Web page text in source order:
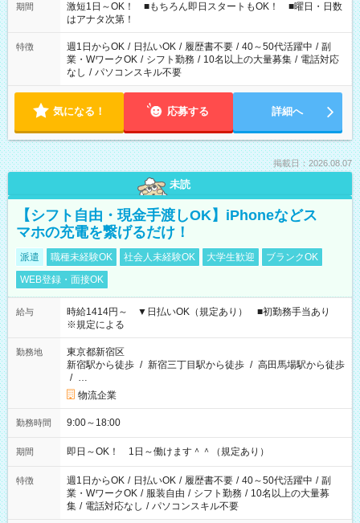
期間
激短1日～OK！ ■もちろん即日スタートもOK！ ■曜日・日数
はアナタ次第！
特徴 週1日からOK / 日払いOK / 履歴書不要 / 40～50代活躍中 / 副
業・WワークOK / シフト勤務 / 10名以上の大量募集 / 電話対応
なし / パソコンスキル不要
気になる！ 応募する 詳細へ
掲載日：2026.08.07
未読
【シフト自由・現金手渡しOK】iPhoneなどス
マホの充電を繋げるだけ！
派遣 職種未経験OK 社会人未経験OK 大学生歓迎
ブランクOK
WEB登録・面接OK
給与
時給1414円～ ▼日払いOK（規定あり） ■初勤務手当あり
※規定による
勤務地
東京都新宿区
新宿駅から徒歩 / 新宿三丁目駅から徒歩 / 高田馬場駅から徒歩
/ …
物流企業
勤務時間 9:00～18:00
期間 即日～OK！ 1日～働けます＾＾（規定あり）
特徴 週1日からOK / 日払いOK / 履歴書不要 / 40～50代活躍中 / 副
業・WワークOK / 服装自由 / シフト勤務 / 10名以上の大量募
集 / 電話対応なし / パソコンスキル不要